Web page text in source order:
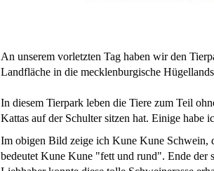
An unserem vorletzten Tag haben wir den
Landfläche in die mecklenburgische
In diesem Tierpark leben die Tiere zum Teil
Kattas auf der Schulter sitzen hat. Einige habe
Im obigen Bild zeige ich Kune Kune Schwein,
bedeutet Kune Kune "fett und rund". Ende der